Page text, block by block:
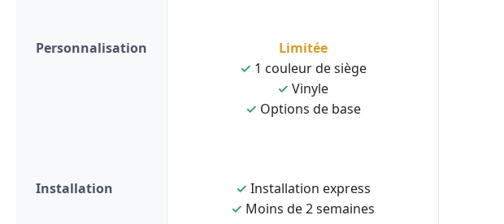
Personnalisation
Limitée
✓ 1 couleur de siège
✓ Vinyle
✓ Options de base
Installation ✓ Installation express
✓ Moins de 2 semaines